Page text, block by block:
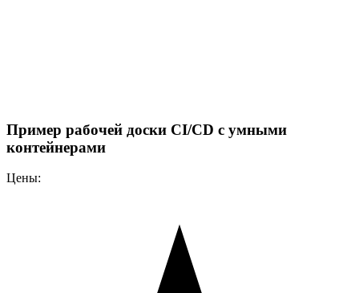
Пример рабочей доски CI/CD с умными
контейнерами
Цены: